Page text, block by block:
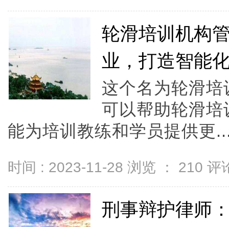
轮滑培训机构
业，打造智能
这个名为轮滑
可以帮助轮滑
能为培训教练和学员提供更
时间 : 2023-11-28 浏览 ： 210 评
刑事辩护律师